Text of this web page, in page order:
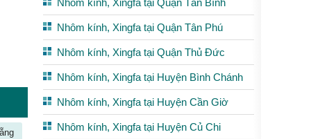
Nhôm kính, Xingfa tại Quận Tân Bình
Nhôm kính, Xingfa tại Quận Tân Phú
Nhôm kính, Xingfa tại Quận Thủ Đức
Nhôm kính, Xingfa tại Huyện Bình Chánh
Nhôm kính, Xingfa tại Huyện Cần Giờ
Nhôm kính, Xingfa tại Huyện Củ Chi